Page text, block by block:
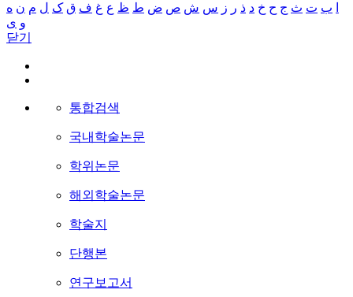
ب ت ث ج ح خ د ذ ر ز س ش ص ض ط ظ ع غ ف ق ک ل م ن ه
و ی
닫기
통합검색
국내학술논문
학위논문
해외학술논문
학술지
단행본
연구보고서